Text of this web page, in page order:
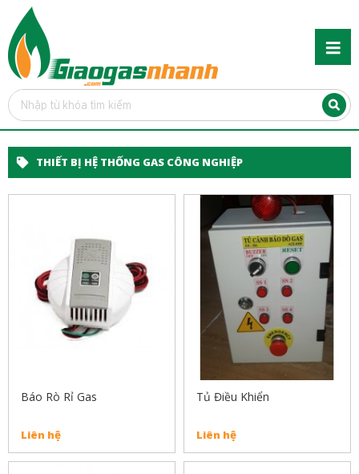
THIẾT BỊ HỆ THỐNG GAS CÔNG NGHIỆP
Báo Rò Rỉ Gas
Liên hệ
Tủ Điều Khiển
Liên hệ